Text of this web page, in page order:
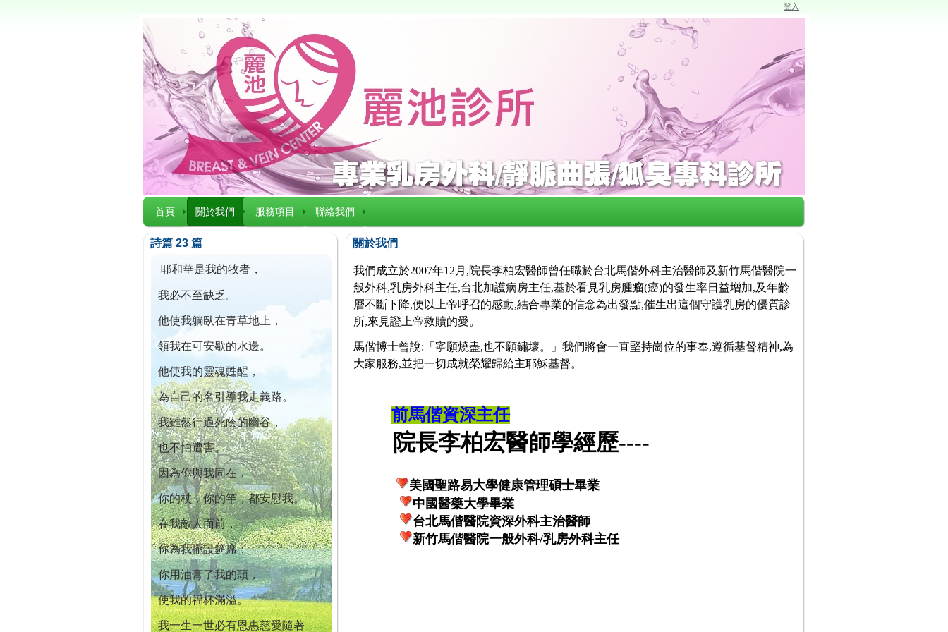
登入
首頁 關於我們 服務項目 聯絡我們
詩篇 23 篇
耶和華是我的牧者，
我必不至缺乏。
他使我躺臥在青草地上，
領我在可安歇的水邊。
他使我的靈魂甦醒，
為自己的名引導我走義路。
我雖然行過死蔭的幽谷，
也不怕遭害。
因為你與我同在，
你的杖，你的竿，都安慰我。
在我敵人面前，
你為我擺設筵席；
你用油膏了我的頭，
使我的福杯滿溢。
我一生一世必有恩惠慈愛隨著
關於我們
我們成立於2007年12月,院長李柏宏醫師曾任職於台北馬偕外科主治醫師及新竹馬偕醫院一
般外科,乳房外科主任,台北加護病房主任,基於看見乳房腫瘤(癌)的發生率日益增加,及年齡
層不斷下降,便以上帝呼召的感動,結合專業的信念為出發點,催生出這個守護乳房的優質診
所,來見證上帝救贖的愛。
馬偕博士曾說:「寧願燒盡,也不願鏽壞。」我們將會一直堅持崗位的事奉,遵循基督精神,為
大家服務,並把一切成就榮耀歸給主耶穌基督。
前馬偕資深主任
院長李柏宏醫師學經歷----
美國聖路易大學健康管理碩士畢業
中國醫藥大學畢業
台北馬偕醫院資深外科主治醫師
新竹馬偕醫院一般外科/乳房外科主任